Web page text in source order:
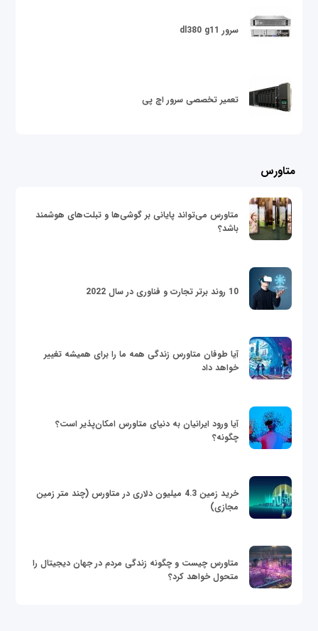
سرور dl380 g11
تعمیر تخصصی سرور اچ پی
متاورس
متاورس می‌تواند پایانی بر گوشی‌ها و تبلت‌های هوشمند
باشد؟
10 روند برتر تجارت و فناوری در سال 2022
آیا طوفان متاورس زندگی همه ما را برای همیشه تغییر
خواهد داد
آیا ورود ایرانیان به دنیای متاورس امکان‌پذیر است؟
چگونه؟
خرید زمین 4.3 میلیون دلاری در متاورس (چند متر زمین
مجازی)
متاورس چیست و چگونه زندگی مردم در جهان دیجیتال را
متحول خواهد کرد؟